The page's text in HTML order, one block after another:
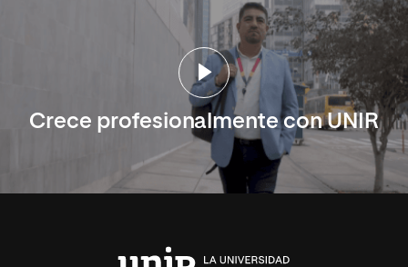
Crece profesionalmente con UNIR